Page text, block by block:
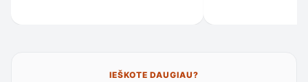
IEŠKOTE DAUGIAU?